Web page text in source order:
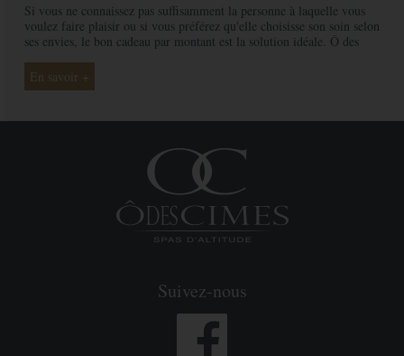
Si vous ne connaissez pas suffisamment la personne à laquelle vous
voulez faire plaisir ou si vous préférez qu'elle choisisse son soin selon
ses envies, le bon cadeau par montant est la solution idéale. Ô des
proche et ainsi rendre ce moment exceptionnel.
En savoir +
Suivez-nous